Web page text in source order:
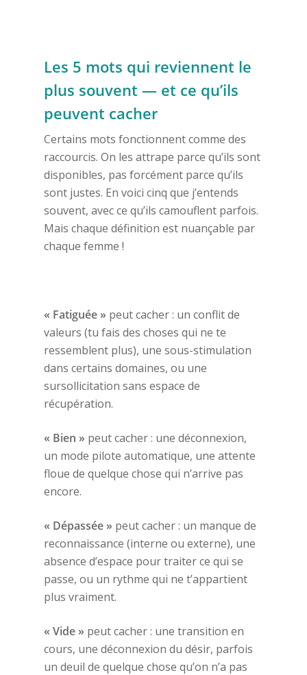
Les 5 mots qui reviennent le
plus souvent — et ce qu’ils
peuvent cacher
Certains mots fonctionnent comme des
raccourcis. On les attrape parce qu’ils sont
disponibles, pas forcément parce qu’ils
sont justes. En voici cinq que j’entends
souvent, avec ce qu’ils camouflent parfois.
Mais chaque définition est nuançable par
chaque femme !
« Fatiguée » peut cacher : un conflit de
valeurs (tu fais des choses qui ne te
ressemblent plus), une sous-stimulation
dans certains domaines, ou une
sursollicitation sans espace de
récupération.
« Bien » peut cacher : une déconnexion,
un mode pilote automatique, une attente
floue de quelque chose qui n’arrive pas
encore.
« Dépassée » peut cacher : un manque de
reconnaissance (interne ou externe), une
absence d’espace pour traiter ce qui se
passe, ou un rythme qui ne t’appartient
plus vraiment.
« Vide » peut cacher : une transition en
cours, une déconnexion du désir, parfois
un deuil de quelque chose qu’on n’a pas